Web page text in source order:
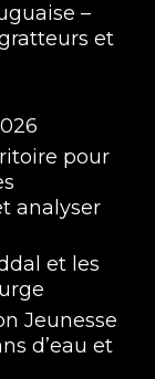
–
et
pour
analyser
et les
Jeunesse
d’eau et